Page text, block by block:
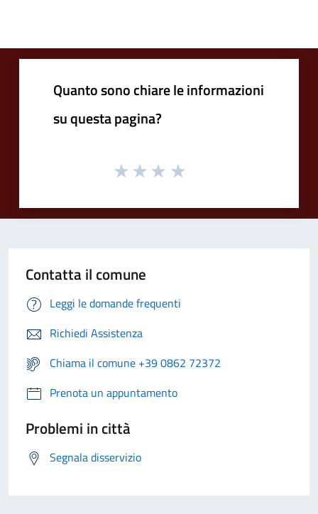
Quanto sono chiare le informazioni
su questa pagina?
Contatta il comune
Leggi le domande frequenti
Richiedi Assistenza
Chiama il comune +39 0862 72372
Prenota un appuntamento
Problemi in città
Segnala disservizio